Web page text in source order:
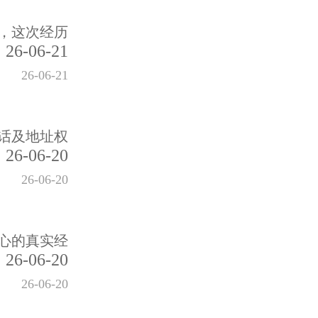
这次经历
26-06-21
26-06-21
及地址权
26-06-20
26-06-20
的真实经
26-06-20
26-06-20